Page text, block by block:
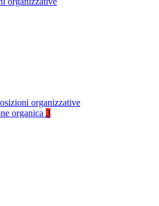
organizzative
organica 3